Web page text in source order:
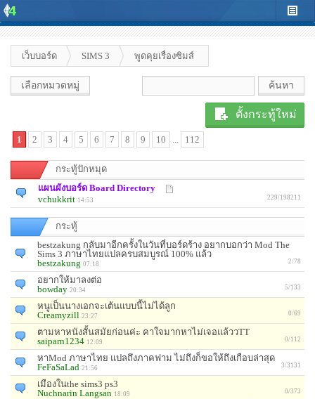
เว็บบอร์ด SIMS 3 พูดคุยเรื่องซิมส์
เลือกหมวดหมู่
ตั้งกระทู้ใหม่
1 2 3 4 5 6 7 8 9 10 112
กระทู้ปักหมุด
แผนผังบอร์ด Board Directory
vchukkrit 14:53 229/198211
กระทู้
bestzakung กลับมาอีกครั้งในวันที่บอร์ดร้าง อยากบอกว่า Mod The
Sims 3 ภาษาไทยแปลครบสมบูรณ์ 100% แล้ว
bestzakung 07:18 2/78
อยากให้มาลงต่อ
bowday 20:34 5/133
หนูเป็นนางเอกจะเต้นแบบนี้ไม่ได้ลูก
Creamyzill 23:27 0/69
ตามหาหนังสั้นสมัยก่อนค่ะ คาใจมากหาไม่เจอแล้ววTT
saiparn1234 12:09 0/112
หาMod ภาษาไทย แปลถึงภาคฟาม ไม่ถึงก็ขอให้ถึงเกือบล่าสุด
FeFaSaLad 21:56 3/3131
เมืองในthe sims3 ps3
Nuchnarin Langsan 18:09 0/373